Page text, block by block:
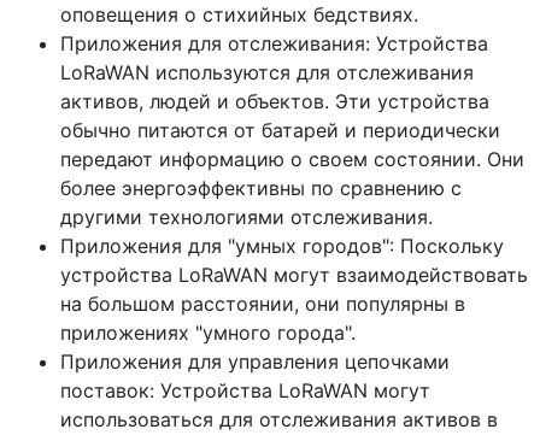
оповещения о стихийных бедствиях.
Приложения для отслеживания: Устройства
LoRaWAN используются для отслеживания
активов, людей и объектов. Эти устройства
обычно питаются от батарей и периодически
передают информацию о своем состоянии. Они
более энергоэффективны по сравнению с
другими технологиями отслеживания.
Приложения для "умных городов": Поскольку
устройства LoRaWAN могут взаимодействовать
на большом расстоянии, они популярны в
приложениях "умного города".
Приложения для управления цепочками
поставок: Устройства LoRaWAN могут
использоваться для отслеживания активов в